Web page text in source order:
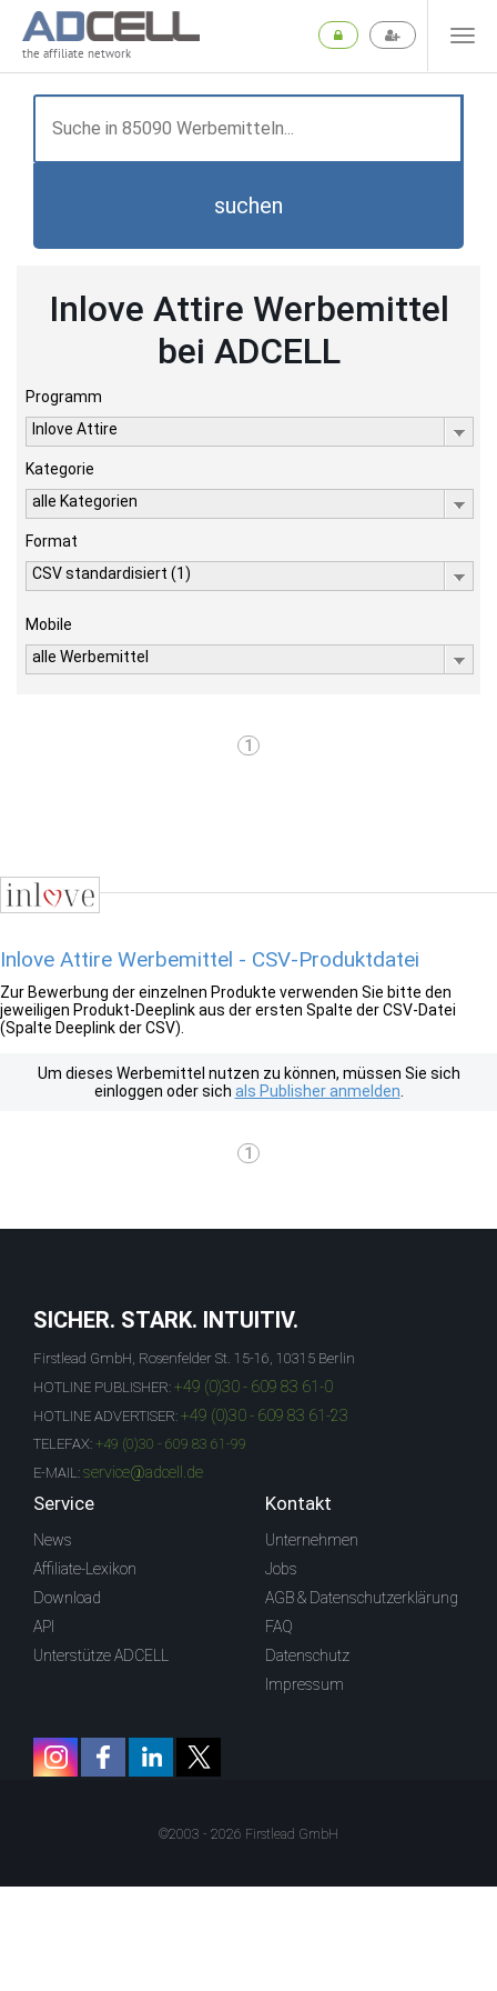
the affiliate network
suchen
Inlove Attire Werbemittel
bei ADCELL
Programm
Inlove Attire
Kategorie
alle Kategorien
Format
CSV standardisiert (1)
Mobile
alle Werbemittel
1
Inlove Attire Werbemittel - CSV-Produktdatei
Zur Bewerbung der einzelnen Produkte verwenden Sie bitte den
jeweiligen Produkt-Deeplink aus der ersten Spalte der CSV-Datei
(Spalte Deeplink der CSV).
Um dieses Werbemittel nutzen zu können, müssen Sie sich
einloggen oder sich als Publisher anmelden
1
SICHER. STARK. INTUITIV.
Firstlead GmbH, Rosenfelder St. 15-16, 10315 Berlin
HOTLINE PUBLISHER: +49 (0)30 - 609 83 61-0
HOTLINE ADVERTISER: +49 (0)30 - 609 83 61-23
TELEFAX: +49 (0)30 - 609 83 61-99
E-MAIL: service@adcell.de
Service
News
Affiliate-Lexikon
Download
API
Unterstütze ADCELL
Kontakt
Unternehmen
Jobs
AGB & Datenschutzerklärung
FAQ
Datenschutz
Impressum
©2003 - 2026 Firstlead GmbH